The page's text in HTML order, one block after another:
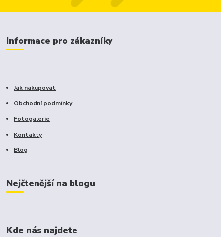
Informace pro zákazníky
Jak nakupovat
Obchodní podmínky
Fotogalerie
Kontakty
Blog
Nejčtenější na blogu
Kde nás najdete